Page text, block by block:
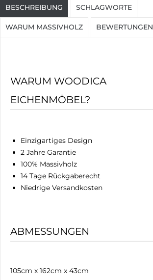
BESCHREIBUNG SCHLAGWORTE
WARUM MASSIVHOLZ BEWERTUNGEN
WARUM WOODICA
EICHENMÖBEL?
Einzigartiges Design
2 Jahre Garantie
100% Massivholz
14 Tage Rückgaberecht
Niedrige Versandkosten
ABMESSUNGEN
105cm x 162cm x 43cm